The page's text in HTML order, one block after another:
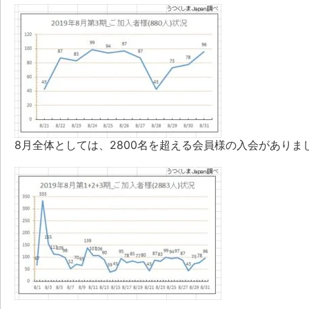
8月全体としては、2800名を超える会員様の入会がありま